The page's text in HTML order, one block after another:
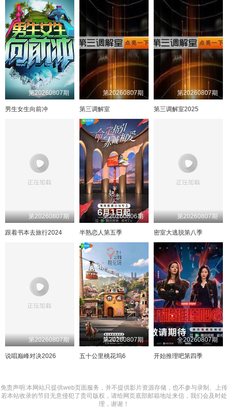
第20260807期
男生女生向前冲
第20260807期
第三调解室
第20260807期
第三调解室2025
第20260807期
跟着书本去旅行2024
第20260806期
半熟恋人第五季
第20260807期
密室大逃脱第八季
第20260807期
说唱巅峰对决2026
第20260807期
五十公里桃花坞6
全20260807期
开始推理吧第四季
免责声明:本网站只提供web页面服务，并不提供影片资源存储，也不参与录制、上传
若本站收录的节目无意侵犯了贵司版权，请给网页底部邮箱地址来信，我们会及时处
理，谢谢！